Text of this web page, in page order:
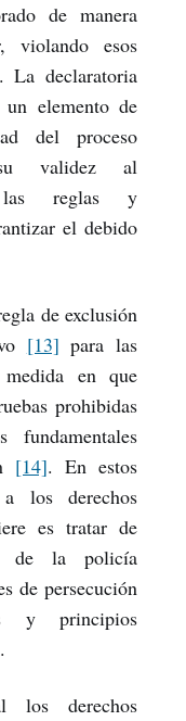
de manera
esos
. La declaratoria
elemento de
del proceso
validez al
las reglas y
el debido
de exclusión
[13] para las
en que
prohibidas
[14]. En estos
los derechos
es tratar de
de la policía
de persecución
y principios
los derechos